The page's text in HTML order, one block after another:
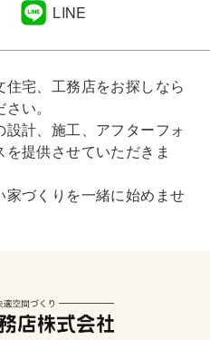
LINE
宅、工務店をお探しなら
い。
計、施工、アフターフォ
提供させていただきま
家づくりを一緒に始めませ